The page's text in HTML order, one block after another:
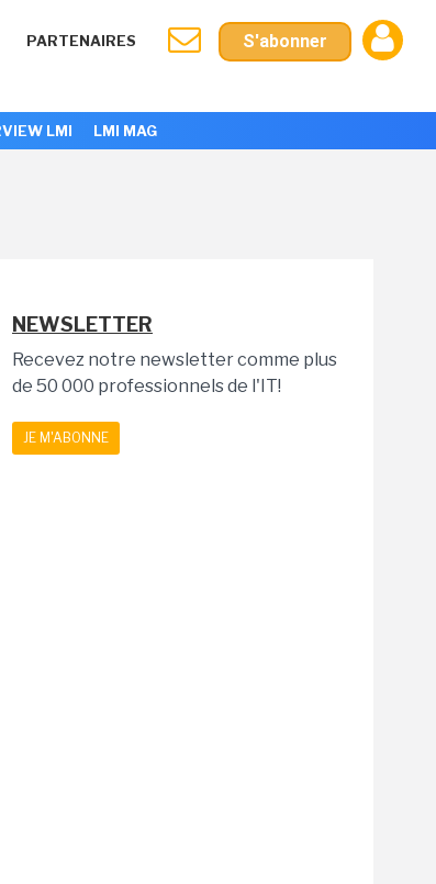
PARTENAIRES S'abonner
LMI LMI MAG
NEWSLETTER
Recevez notre newsletter comme plus
de 50 000 professionnels de l'IT!
JE M'ABONNE